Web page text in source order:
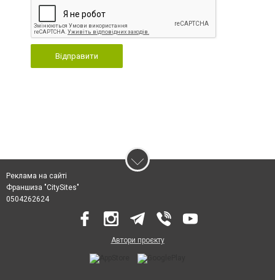
Відправити
Реклама на сайті
Франшиза "CitySites"
0504262624
Автори проєкту